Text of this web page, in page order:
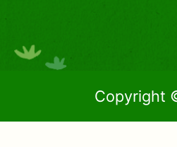
Copyright